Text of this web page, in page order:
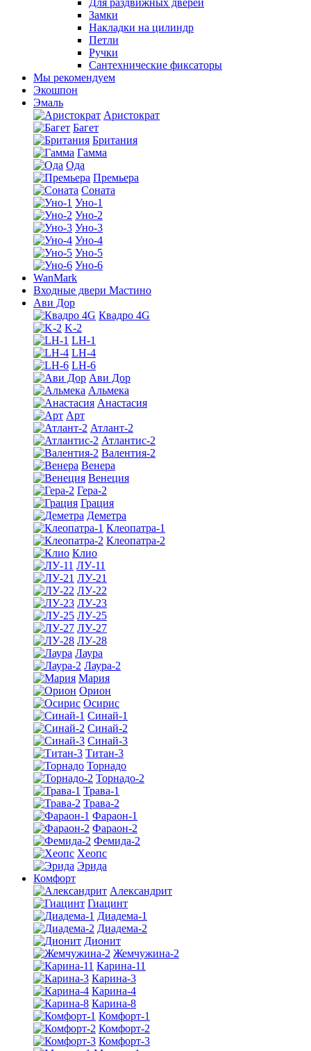
Для раздвижных дверей
Замки
Накладки на цилиндр
Петли
Ручки
Сантехнические фиксаторы
Мы рекомендуем
Экошпон
Эмаль
Аристократ
Багет
Британия
Гамма
Ода
Премьера
Соната
Уно-1
Уно-2
Уно-3
Уно-4
Уно-5
Уно-6
WanMark
Входные двери Мастино
Ави Дор
Квадро 4G
K-2
LH-1
LH-4
LH-6
Ави Дор
Альмека
Анастасия
Арт
Атлант-2
Атлантис-2
Валентия-2
Венера
Венеция
Гера-2
Грация
Деметра
Клеопатра-1
Клеопатра-2
Клио
ЛУ-11
ЛУ-21
ЛУ-22
ЛУ-23
ЛУ-25
ЛУ-27
ЛУ-28
Лаура
Лаура-2
Мария
Орион
Осирис
Синай-1
Синай-2
Синай-3
Титан-3
Торнадо
Торнадо-2
Трава-1
Трава-2
Фараон-1
Фараон-2
Фемида-2
Хеопс
Эрида
Комфорт
Алекcандрит
Гиацинт
Диадема-1
Диадема-2
Дионит
Жемчужина-2
Карина-11
Карина-3
Карина-4
Карина-8
Комфорт-1
Комфорт-2
Комфорт-3